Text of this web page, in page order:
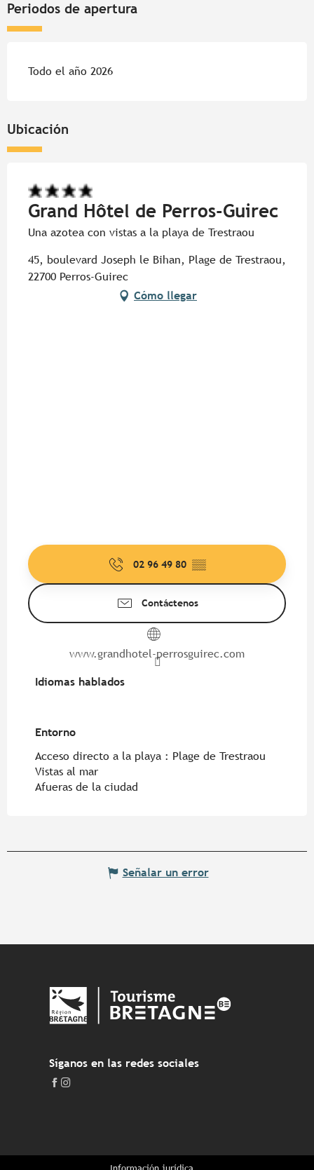
Periodos de apertura
Todo el año 2026
Ubicación
Grand Hôtel de Perros-Guirec
Una azotea con vistas a la playa de Trestraou
45, boulevard Joseph le Bihan, Plage de Trestraou,
22700 Perros-Guirec
Cómo llegar
02 96 49 80 ▒▒
Contáctenos
www.grandhotel-perrosguirec.com
Idiomas hablados
Idiomas hablados
Entorno
Entorno
Acceso directo a la playa : Plage de Trestraou
Vistas al mar
Afueras de la ciudad
Señalar un error
Síganos en las redes sociales